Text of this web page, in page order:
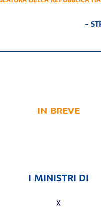
-
IN BREVE
I MINISTRI DI
X